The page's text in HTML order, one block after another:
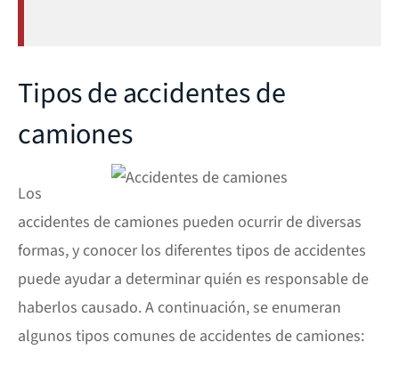
Tipos de accidentes de
camiones
Los
accidentes de camiones pueden ocurrir de diversas
formas, y conocer los diferentes tipos de accidentes
puede ayudar a determinar quién es responsable de
haberlos causado. A continuación, se enumeran
algunos tipos comunes de accidentes de camiones: